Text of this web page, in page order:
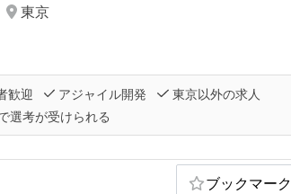
東京
歓迎 アジャイル開発
東京以外の求人
選考が受けられる
ブックマーク